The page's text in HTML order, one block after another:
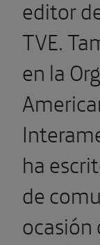
editor
TVE.
en la
ha
de
ocasión